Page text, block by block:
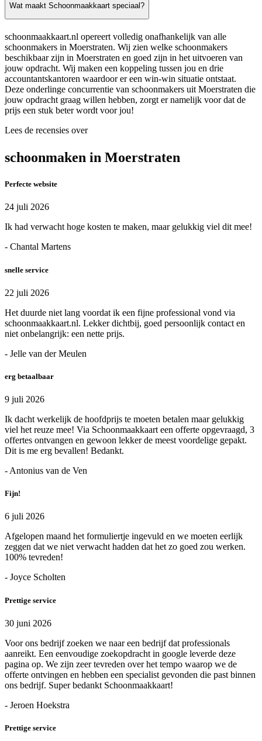
Wat maakt Schoonmaakkaart speciaal?
schoonmaakkaart.nl opereert volledig onafhankelijk van alle
schoonmakers in Moerstraten. Wij zien welke schoonmakers
beschikbaar zijn in Moerstraten en goed zijn in het uitvoeren van
jouw opdracht. Wij maken een koppeling tussen jou en drie
accountantskantoren waardoor er een win-win situatie ontstaat.
Deze onderlinge concurrentie van schoonmakers uit Moerstraten die
jouw opdracht graag willen hebben, zorgt er namelijk voor dat de
prijs een stuk beter wordt voor jou!
Lees de recensies over
schoonmaken in Moerstraten
Perfecte website
24 juli 2026
Ik had verwacht hoge kosten te maken, maar gelukkig viel dit mee!
- Chantal Martens
snelle service
22 juli 2026
Het duurde niet lang voordat ik een fijne professional vond via
schoonmaakkaart.nl. Lekker dichtbij, goed persoonlijk contact en
niet onbelangrijk: een nette prijs.
- Jelle van der Meulen
erg betaalbaar
9 juli 2026
Ik dacht werkelijk de hoofdprijs te moeten betalen maar gelukkig
viel het reuze mee! Via Schoonmaakkaart een offerte opgevraagd, 3
offertes ontvangen en gewoon lekker de meest voordelige gepakt.
Dit is me erg bevallen! Bedankt.
- Antonius van de Ven
Fijn!
6 juli 2026
Afgelopen maand het formuliertje ingevuld en we moeten eerlijk
zeggen dat we niet verwacht hadden dat het zo goed zou werken.
100% tevreden!
- Joyce Scholten
Prettige service
30 juni 2026
Voor ons bedrijf zoeken we naar een bedrijf dat professionals
aanreikt. Een eenvoudige zoekopdracht in google leverde deze
pagina op. We zijn zeer tevreden over het tempo waarop we de
offerte ontvingen en hebben een specialist gevonden die past binnen
ons bedrijf. Super bedankt Schoonmaakkaart!
- Jeroen Hoekstra
Prettige service